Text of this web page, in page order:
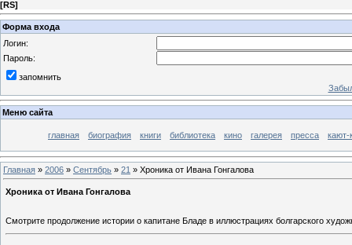
[RS]
Форма входа
Логин:
Пароль:
запомнить
Меню сайта
главная биография книги библиотека кино галерея пресса кают-
Главная » 2006 » Сентябрь » 21 » Хроника от Ивана Гонгалова
Хроника от Ивана Гонгалова
Смотрите продолжение истории о капитане Бладе в иллюстрациях болгарского